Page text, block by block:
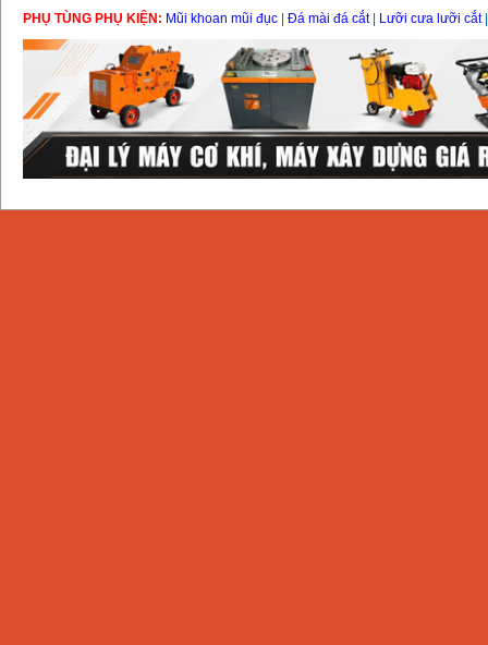
PHỤ TÙNG PHỤ KIỆN: Mũi khoan mũi đục Đá mài đá cắt| Lưỡi cưa lưỡi cắt